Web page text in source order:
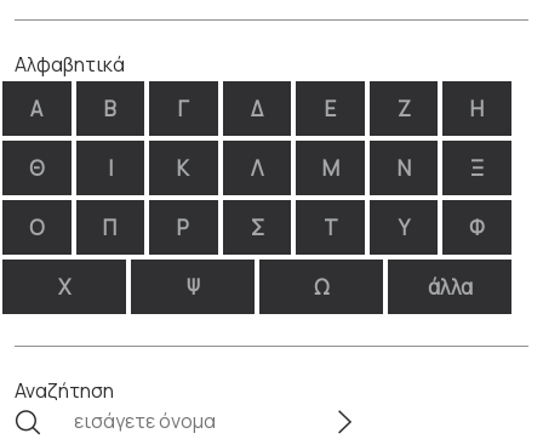
Αλφαβητικά
Α Β Γ Δ Ε Ζ Η
Θ Ι Κ Λ Μ Ν Ξ
Ο Π Ρ Σ Τ Υ Φ
Χ Ψ Ω άλλα
Αναζήτηση